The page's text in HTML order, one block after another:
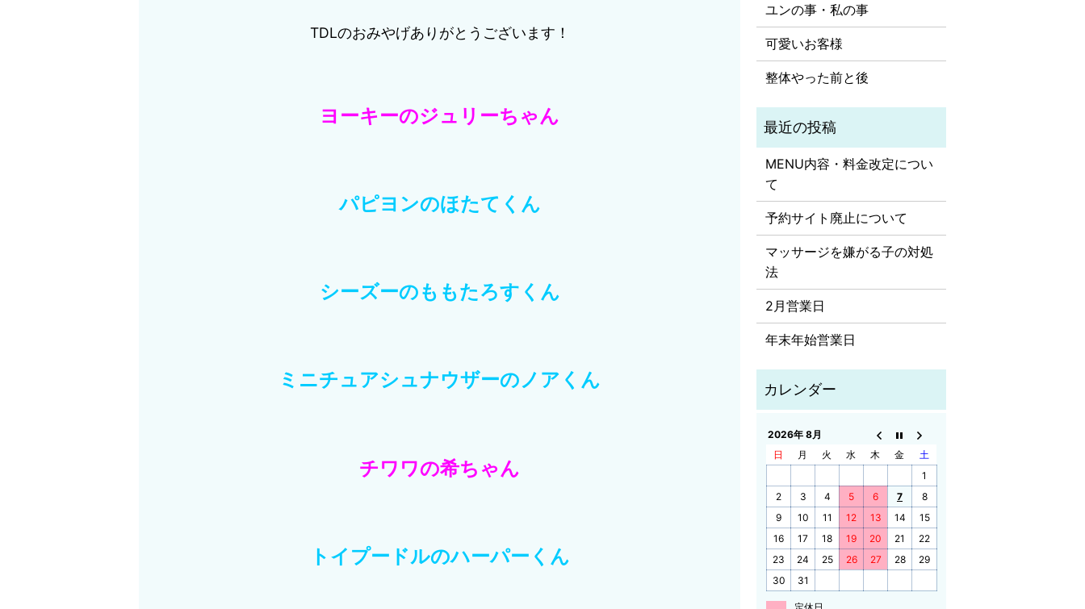
TDLのおみやげありがとうございます！
ヨーキーのジュリーちゃん
パピヨンのほたてくん
シーズーのももたろすくん
ミニチュアシュナウザーのノアくん
チワワの希ちゃん
トイプードルのハーパーくん
ユンの事・私の事
可愛いお客様
整体やった前と後
MENU内容・料金改定につい
て
予約サイト廃止について
マッサージを嫌がる子の対処
法
2月営業日
年末年始営業日
2026年 8月
日
月 火 水 木 金
土
1
2
3 4 5 6 7
8
9
10 11 12 13 14
15
16
17 18 19 20 21
22
23
24 25 26 27 28
29
30
31